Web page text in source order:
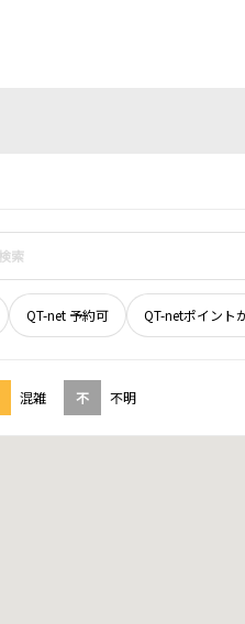
QT-net 予約可 QT-netポイント
混雑 不 不明